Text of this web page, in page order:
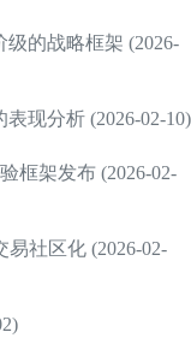
的战略框架 (2026-
现分析 (2026-02-10)
框架发布 (2026-02-
社区化 (2026-02-